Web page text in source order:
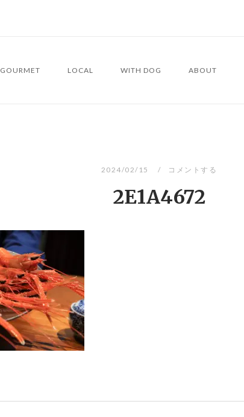
GOURMET LOCAL WITH DOG ABOUT
2024/02/15 コメントする
2E1A4672